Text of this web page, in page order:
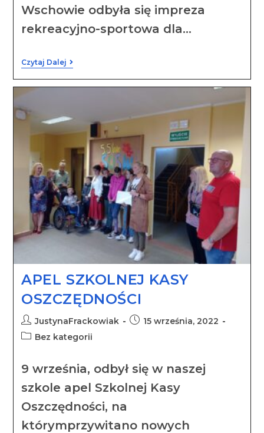
Wschowie odbyła się impreza
rekreacyjno-sportowa dla…
Czytaj Dalej
APEL SZKOLNEJ KASY
OSZCZĘDNOŚCI
JustynaFrackowiak
15 września, 2022
Bez kategorii
9 września, odbył się w naszej
szkole apel Szkolnej Kasy
Oszczędności, na
którymprzywitano nowych